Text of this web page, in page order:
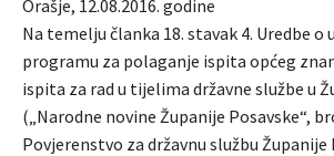
Orašje, 12.08.2016. godine
Na temelju članka 18. stavak 4. Uredbe o
programu za polaganje ispita općeg
ispita za rad u tijelima državne službe u
(„Narodne novine Županije Posavske“,
Povjerenstvo za državnu službu Županije